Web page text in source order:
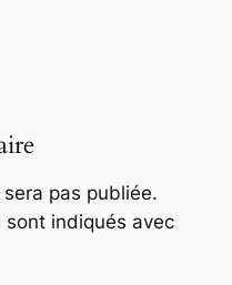
pas publiée.
indiqués avec